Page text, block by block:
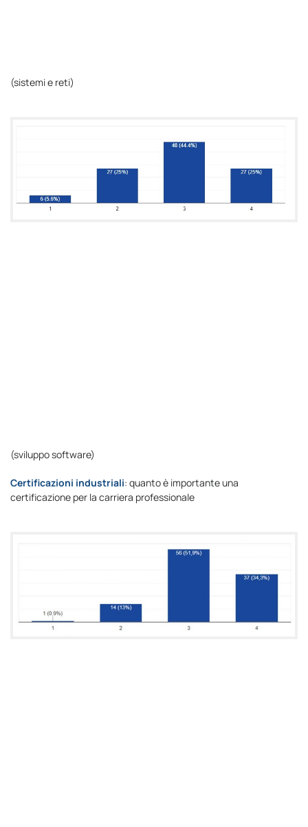
(sistemi e reti)
(sviluppo software)
Certificazioni industriali: quanto è importante una
certificazione per la carriera professionale